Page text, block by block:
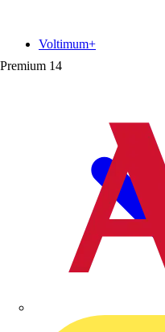
Premium 14
Voltimum+